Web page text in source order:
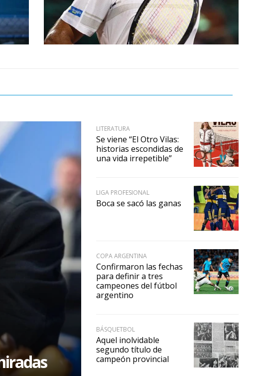
LITERATURA
Se viene “El Otro Vilas:
historias escondidas de
una vida irrepetible”
LIGA PROFESIONAL
Boca se sacó las ganas
COPA ARGENTINA
Confirmaron las fechas
para definir a tres
campeones del fútbol
argentino
BÁSQUETBOL
Aquel inolvidable
segundo título de
campeón provincial